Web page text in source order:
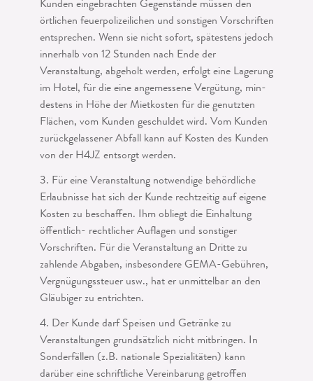
Kunden eingebrachten Gegenstände müssen den
örtlichen feuerpolizeilichen und sonstigen Vorschriften
entsprechen. Wenn sie nicht sofort, spätestens jedoch
innerhalb von 12 Stunden nach Ende der
Veranstaltung, abgeholt werden, erfolgt eine Lagerung
im Hotel, für die eine angemessene Vergütung, min­
destens in Höhe der Mietkosten für die genutzten
Flächen, vom Kunden geschul­det wird. Vom Kunden
zurückgelassener Abfall kann auf Kosten des Kunden
von der H4JZ entsorgt werden.
3. Für eine Veranstaltung notwendige behördliche
Erlaubnisse hat sich der Kunde rechtzeitig auf eigene
Kosten zu beschaffen. Ihm obliegt die Einhaltung
öffentlich- rechtlicher Auflagen und sonstiger
Vorschriften. Für die Veranstaltung an Dritte zu
zahlende Abgaben, insbesondere GEMA-Gebühren,
Vergnügungssteuer usw., hat er unmittelbar an den
Gläubiger zu entrichten.
4. Der Kunde darf Speisen und Getränke zu
Veranstaltungen grundsätzlich nicht mitbringen. In
Sonderfällen (z.B. nationale Spezialitäten) kann
darüber eine schrift­liche Vereinbarung getroffen